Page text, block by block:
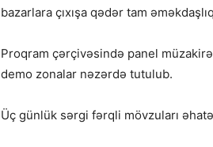
bazarlara çıxışa qədər tam
Proqram çərçivəsində panel
demo zonalar nəzərdə tutulub.
Üç günlük sərgi fərqli mövzuları